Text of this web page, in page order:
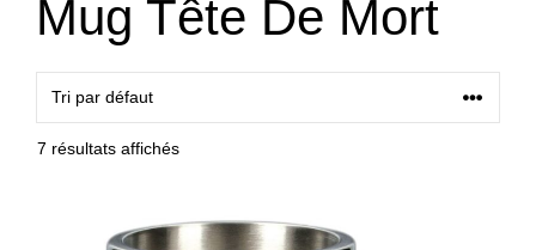
Mug Tête De Mort
7 résultats affichés